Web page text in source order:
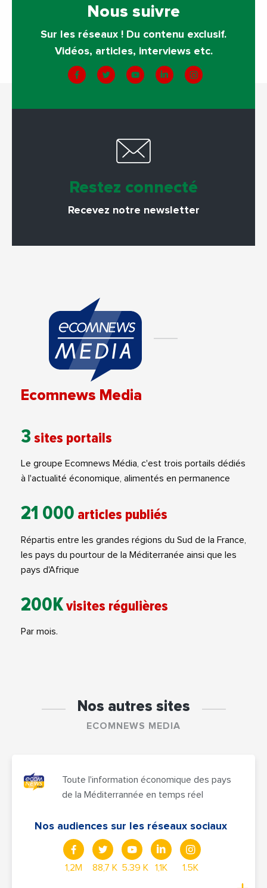
Nous suivre
Sur les réseaux ! Du contenu exclusif.
Vidéos, articles, interviews etc.
Restez connecté
Recevez notre newsletter
Ecomnews Media
3 sites portails
Le groupe Ecomnews Média, c'est trois portails dédiés
à l'actualité économique, alimentés en permanence
21 000 articles publiés
Répartis entre les grandes régions du Sud de la France,
les pays du pourtour de la Méditerranée ainsi que les
pays d'Afrique
200Kvisites régulières
Par mois.
Nos autres sites
ECOMNEWS MEDIA
Toute l'information économique des pays
de la Méditerrannée en temps réel
Nos audiences sur les réseaux sociaux
1,2M 88,7 K 5.39 K 1,1K 1.5K